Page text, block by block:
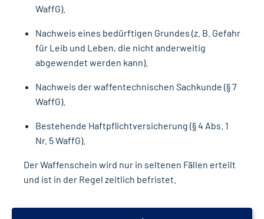
WaffG).
Nachweis eines bedürftigen Grundes (z. B. Gefahr
für Leib und Leben, die nicht anderweitig
abgewendet werden kann).
Nachweis der waffentechnischen Sachkunde (§ 7
WaffG).
Bestehende Haftpflichtversicherung (§ 4 Abs. 1
Nr. 5 WaffG).
Der Waffenschein wird nur in seltenen Fällen erteilt
und ist in der Regel zeitlich befristet.